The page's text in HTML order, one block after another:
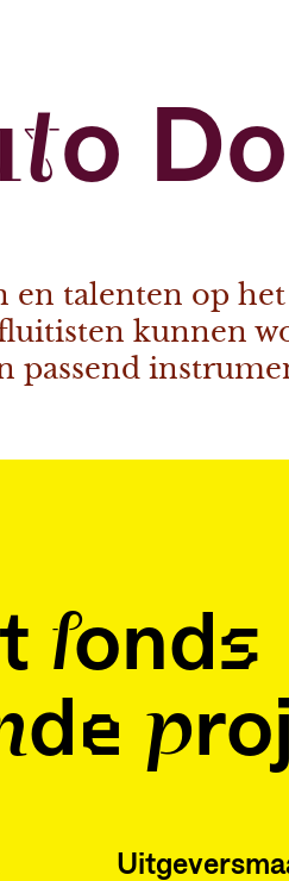
en talenten op
kunnen
passend
fonds